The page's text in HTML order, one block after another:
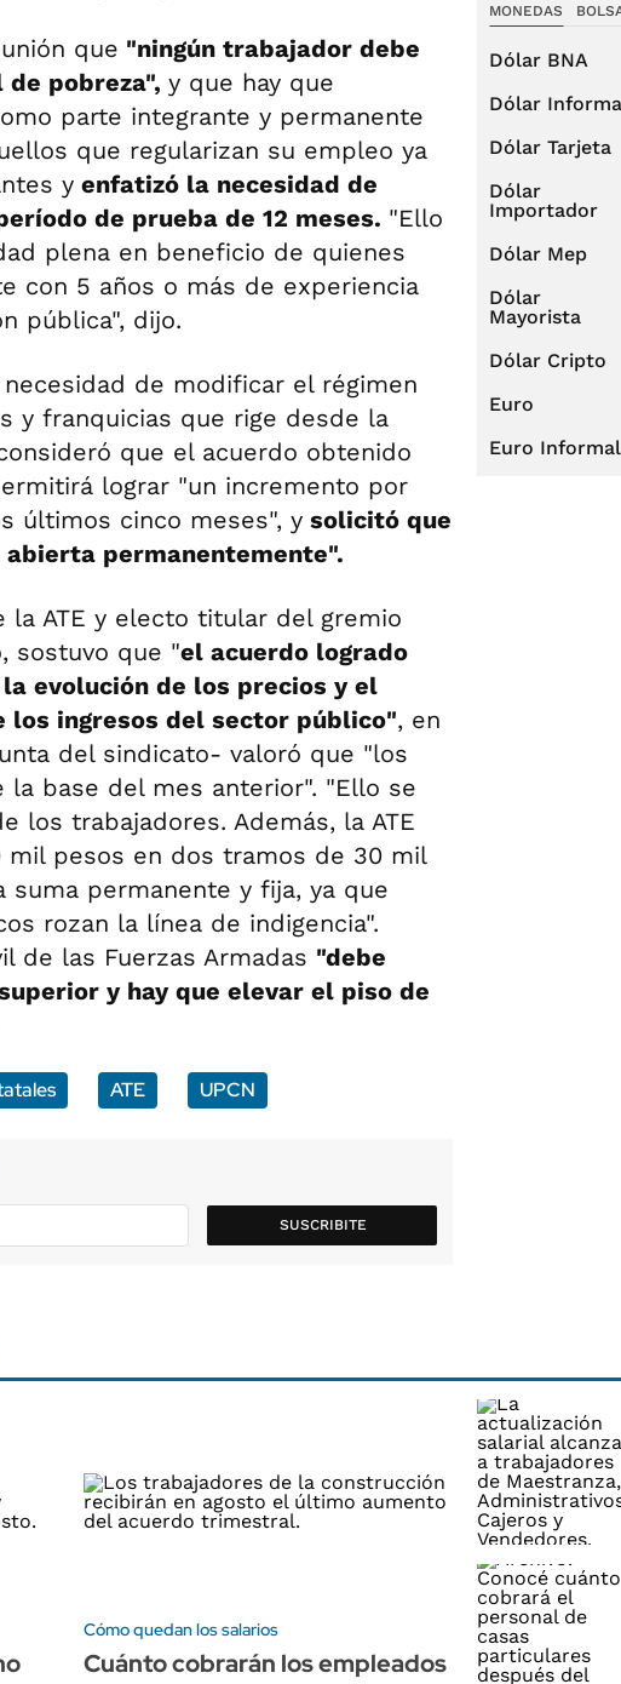
que "ningún trabajador debe
pobreza", y que hay que
parte integrante y permanente
que regularizan su empleo ya
y enfatizó la necesidad de
de prueba de 12 meses. "Ello
plena en beneficio de quienes
con 5 años o más de experiencia
pública", dijo.
de modificar el régimen
y franquicias que rige desde la
que el acuerdo obtenido
lograr "un incremento por
últimos cinco meses", y solicitó que
permanentemente".
la ATE y electo titular del gremio
sostuvo que "el acuerdo logrado
evolución de los precios y el
los ingresos del sector público", en
del sindicato- valoró que "los
base del mes anterior". "Ello se
los trabajadores. Además, la ATE
pesos en dos tramos de 30 mil
suma permanente y fija, ya que
rozan la línea de indigencia".
de las Fuerzas Armadas "debe
y hay que elevar el piso de
ATE UPCN
SUSCRIBITE
MONEDAS
Dólar BNA
Dólar
Dólar Tarjeta
Dólar
Importador
Dólar Mep
Dólar
Mayorista
Dólar Cripto
Euro
Euro Informal
Cómo quedan los salarios
Cuánto cobrarán los empleados